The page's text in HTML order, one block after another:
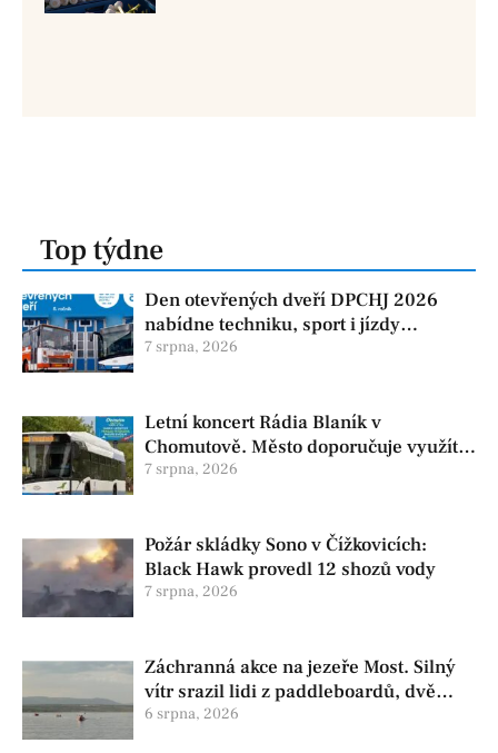
Top týdne
Den otevřených dveří DPCHJ 2026
nabídne techniku, sport i jízdy
historickými vozy
7 srpna, 2026
Letní koncert Rádia Blaník v
Chomutově. Město doporučuje využít
MHD
7 srpna, 2026
Požár skládky Sono v Čížkovicích:
Black Hawk provedl 12 shozů vody
7 srpna, 2026
Záchranná akce na jezeře Most. Silný
vítr srazil lidi z paddleboardů, dvě
osoby se pohřešují
6 srpna, 2026